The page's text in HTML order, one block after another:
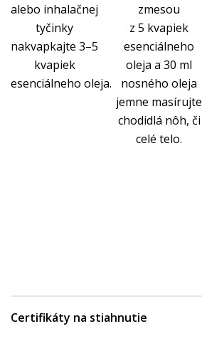
alebo inhalačnej
tyčinky
nakvapkajte 3–5
kvapiek
esenciálneho oleja.
zmesou
z 5 kvapiek
esenciálneho
oleja a 30 ml
nosného oleja
jemne masírujte
chodidlá nôh, či
celé telo.
Certifikáty na stiahnutie